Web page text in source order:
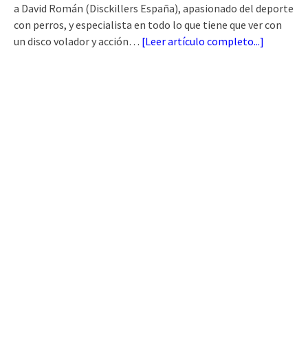
a David Román (Disckillers España), apasionado del deporte
con perros, y especialista en todo lo que tiene que ver con
un disco volador y acción… [Leer artículo completo...]